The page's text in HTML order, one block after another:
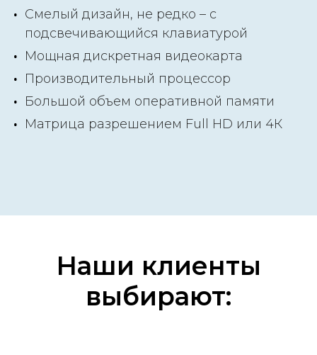
Смелый дизайн, не редко – с
подсвечивающийся клавиатурой
Мощная дискретная видеокарта
Производительный процессор
Большой объем оперативной памяти
Матрица разрешением Full HD или 4К
Наши клиенты
выбирают: